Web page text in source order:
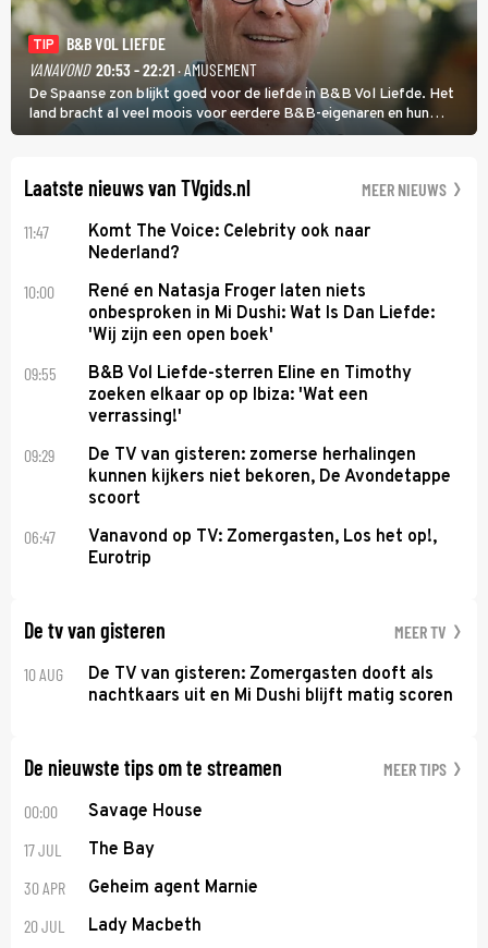
TIP
B&B VOL LIEFDE
VANAVOND 20:53 - 22:21· AMUSEMENT
De Spaanse zon blijkt goed voor de liefde in B&B Vol Liefde. Het
land bracht al veel moois voor eerdere B&B-eigenaren en hun
partners. Ook Paul runt zijn gastenverblijf in Spanje. De 62-jarige
Laatste nieuws van TVgids.nl MEER NIEUWS
11:47
Komt The Voice: Celebrity ook naar
Nederland?
10:00
René en Natasja Froger laten niets
onbesproken in Mi Dushi: Wat Is Dan Liefde:
'Wij zijn een open boek'
09:55
B&B Vol Liefde-sterren Eline en Timothy
zoeken elkaar op op Ibiza: 'Wat een
verrassing!'
09:29
De TV van gisteren: zomerse herhalingen
kunnen kijkers niet bekoren, De Avondetappe
scoort
06:47
Vanavond op TV: Zomergasten, Los het op!,
Eurotrip
De tv van gisteren MEER TV
10 AUG
De TV van gisteren: Zomergasten dooft als
nachtkaars uit en Mi Dushi blijft matig scoren
De nieuwste tips om te streamen MEER TIPS
00:00 Savage House
17 JUL The Bay
30 APR Geheim agent Marnie
20 JUL Lady Macbeth